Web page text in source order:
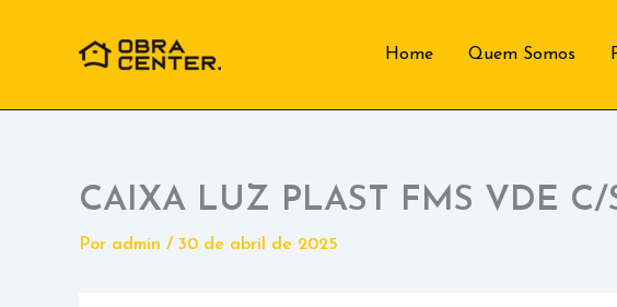
Home Quem Somos
CAIXA LUZ PLAST FMS VDE
Por admin / 30 de abril de 2025